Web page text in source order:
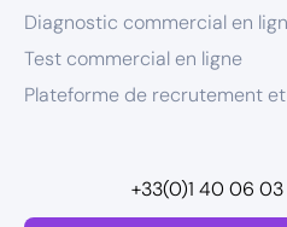
Diagnostic commercial en
Test commercial en ligne
Plateforme de recrutement et
+33(0)1 40 06